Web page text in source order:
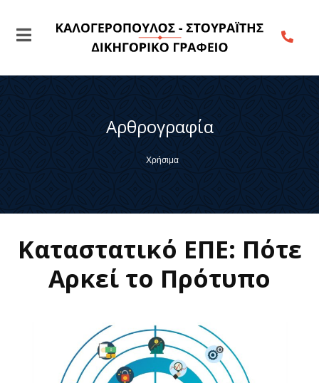
Αρθρογραφία
Χρήσιμα
Καταστατικό ΕΠΕ: Πότε
Αρκεί το Πρότυπο